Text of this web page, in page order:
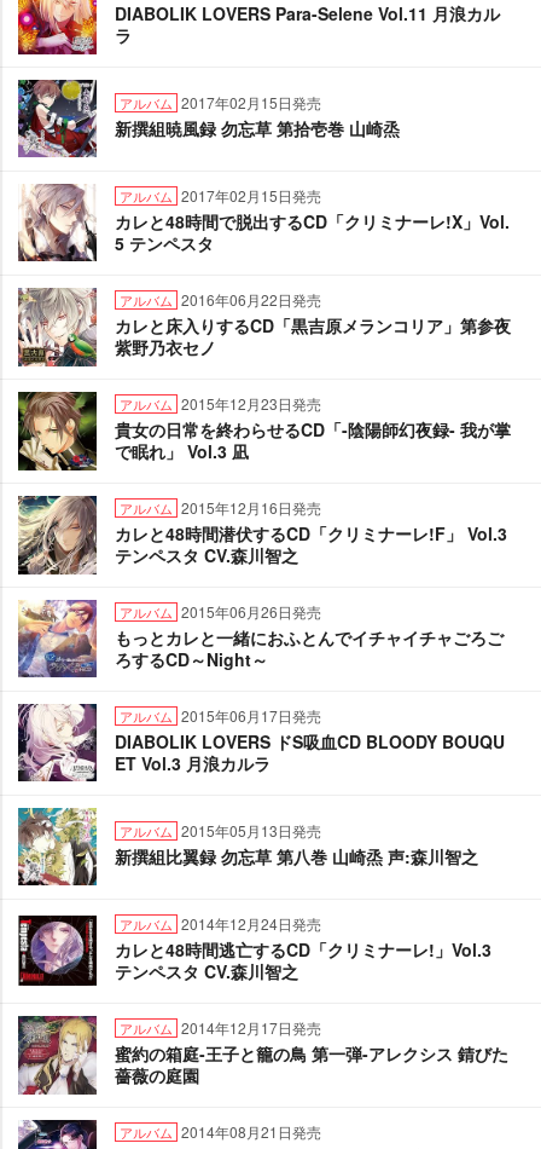
DIABOLIK LOVERS Para-Selene Vol.11 月浪カル
ラ
アルバム 2017年02月15日発売
新撰組暁風録 勿忘草 第拾壱巻 山崎烝
アルバム 2017年02月15日発売
カレと48時間で脱出するCD「クリミナーレ!X」Vol.
5 テンペスタ
アルバム 2016年06月22日発売
カレと床入りするCD「黒吉原メランコリア」第参夜
紫野乃衣セノ
アルバム 2015年12月23日発売
貴女の日常を終わらせるCD「-陰陽師幻夜録- 我が掌
で眠れ」 Vol.3 凪
アルバム 2015年12月16日発売
カレと48時間潜伏するCD「クリミナーレ!F」 Vol.3
テンペスタ CV.森川智之
アルバム 2015年06月26日発売
もっとカレと一緒におふとんでイチャイチャごろご
ろするCD～Night～
アルバム 2015年06月17日発売
DIABOLIK LOVERS ドS吸血CD BLOODY BOUQU
ET Vol.3 月浪カルラ
アルバム 2015年05月13日発売
新撰組比翼録 勿忘草 第八巻 山崎烝 声:森川智之
アルバム 2014年12月24日発売
カレと48時間逃亡するCD「クリミナーレ!」Vol.3
テンペスタ CV.森川智之
アルバム 2014年12月17日発売
蜜約の箱庭-王子と籠の鳥 第一弾-アレクシス 錆びた
薔薇の庭園
アルバム 2014年08月21日発売